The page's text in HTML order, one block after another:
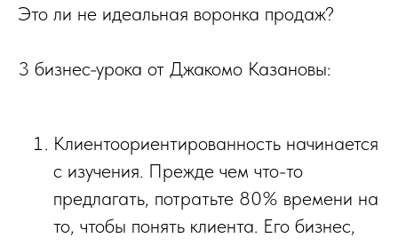
Это ли не идеальная воронка продаж?
3 бизнес-урока от Джакомо Казановы:
Клиентоориентированность начинается
с изучения. Прежде чем что-то
предлагать, потратьте 80% времени на
то, чтобы понять клиента. Его бизнес,